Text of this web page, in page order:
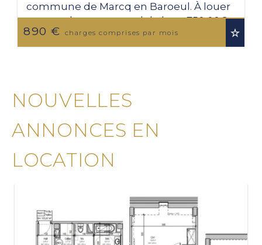
890 € charges comprises par mois
commune de Marcq en Baroeul. À louer
pour un loyer mensuel de hors 750,00€ +
140,00€ de provision sur charges soit un
loyer de ...
NOUVELLES
ANNONCES EN
LOCATION